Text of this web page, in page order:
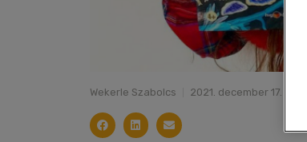
Wekerle Szabolcs 2021. december 17.